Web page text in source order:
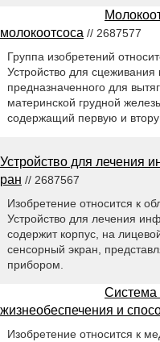
молокоотсоса // 2687577
Группа изобретений
Устройство для
предназначенного для
материнской грудной
содержащий первую и
Устройство для лечения
ран // 2687567
Изобретение относится к
Устройство для лечения
содержит корпус, на
сенсорный экран,
прибором.
Система
жизнеобеспечения и
Изобретение относится к